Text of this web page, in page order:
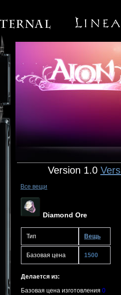
Version 1.0
Все вещи
Diamond Ore
Тип Вещь
Базовая цена 1500
Делается из:
Базовая цена изготовления 0